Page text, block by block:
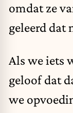
omdat ze
geleerd dat
Als we iets
geloof dat
we